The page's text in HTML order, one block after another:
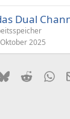
Dual
2025
BlueskyReddit